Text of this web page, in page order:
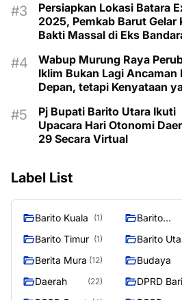
Persiapkan Lokasi Batara
2025, Pemkab Barut Gelar
Bakti Massal di Eks
Wabup Murung Raya
Iklim Bukan Lagi Ancaman
Depan, tetapi Kenyataan
Pj Bupati Barito Utara Ikuti
Upacara Hari Otonomi
29 Secara Virtual
Label List
Barito Kuala (1)
Barito
Barito Timur (1) Barito
Berita Mura (12) Budaya
Daerah (22)
DPRD